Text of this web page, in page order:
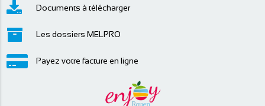
Documents à télécharger
Les dossiers MELPRO
Payez votre facture en ligne